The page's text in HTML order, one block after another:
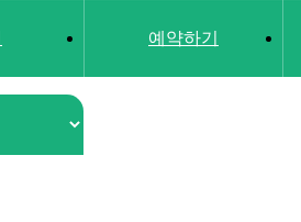
예약하기